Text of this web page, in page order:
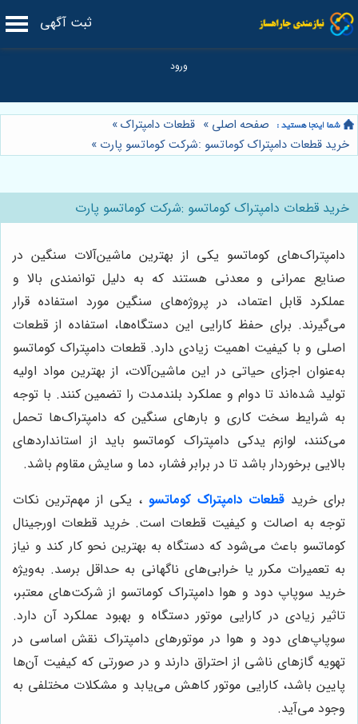
ثبت آگهی
صفحه اصلی » قطعات دامپتراک»
خرید قطعات دامپتراک کوماتسو :شرکت کوماتسو پارت »
خرید قطعات دامپتراک کوماتسو :شرکت کوماتسو پارت
دامپتراک‌های کوماتسو یکی از بهترین ماشین‌آلات سنگین در
صنایع عمرانی و معدنی هستند که به دلیل توانمندی بالا و
عملکرد قابل اعتماد، در پروژه‌های سنگین مورد استفاده قرار
می‌گیرند. برای حفظ کارایی این دستگاه‌ها، استفاده از قطعات
اصلی و با کیفیت اهمیت زیادی دارد. قطعات دامپتراک کوماتسو
به‌عنوان اجزای حیاتی در این ماشین‌آلات، از بهترین مواد اولیه
تولید شده‌اند تا دوام و عملکرد بلندمدت را تضمین کنند. با توجه
به شرایط سخت کاری و بارهای سنگین که دامپتراک‌ها تحمل
می‌کنند، لوازم یدکی دامپتراک کوماتسو باید از استانداردهای
بالایی برخوردار باشد تا در برابر فشار، دما و سایش مقاوم باشد.
برای خرید قطعات دامپتراک کوماتسو ، یکی از مهم‌ترین نکات
توجه به اصالت و کیفیت قطعات است. خرید قطعات اورجینال
کوماتسو باعث می‌شود که دستگاه به بهترین نحو کار کند و نیاز
به تعمیرات مکرر یا خرابی‌های ناگهانی به حداقل برسد. به‌ویژه
خرید سوپاپ دود و هوا دامپتراک کوماتسو از شرکت‌های معتبر،
تاثیر زیادی در کارایی موتور دستگاه و بهبود عملکرد آن دارد.
سوپاپ‌های دود و هوا در موتورهای دامپتراک نقش اساسی در
تهویه گازهای ناشی از احتراق دارند و در صورتی که کیفیت آن‌ها
پایین باشد، کارایی موتور کاهش می‌یابد و مشکلات مختلفی به
وجود می‌آید.